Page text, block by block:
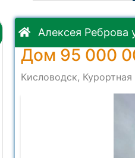
Алексея Реброва
Дом 95 000
Кисловодск,